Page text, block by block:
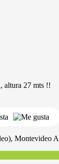
altura 27 mts !!